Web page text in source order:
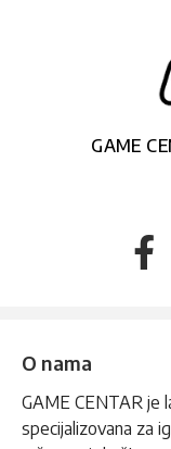
GAME
O nama
GAME CENTAR je
specijalizovana za